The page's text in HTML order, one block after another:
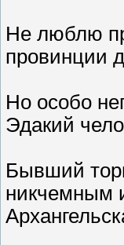
Не люблю
провинции
Но особо
Эдакий
Бывший
никчемным